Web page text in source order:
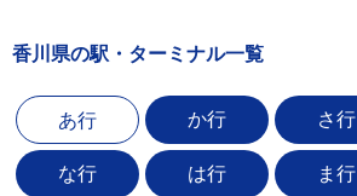
香川県の駅・ターミナル一覧
あ行 か行 さ行
な行 は行 ま行